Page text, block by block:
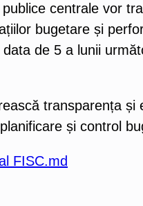
centrale vor
bugetare și
de 5 a lunii
transparența
și control
FISC.md